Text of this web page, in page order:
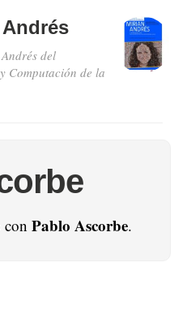
del
Computación de la
con Pablo Ascorbe.